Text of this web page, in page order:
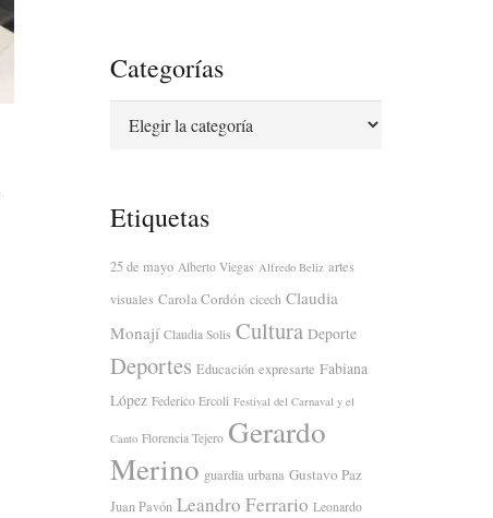
Categorías
Etiquetas
25 de mayo Alberto Viegas Alfredo Beliz artes
visuales Carola Cordón cicech Claudia
Monají Claudia Solis Cultura Deporte
Deportes Educación expresarte Fabiana
López Federico Ercoli Festival del Carnaval y el
Canto Florencia Tejero Gerardo
Merino guardia urbana Gustavo Paz
Juan Pavón Leandro Ferrario Leonardo